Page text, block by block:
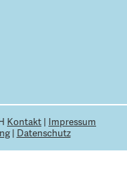
Kontakt | Impressum
| Datenschutz